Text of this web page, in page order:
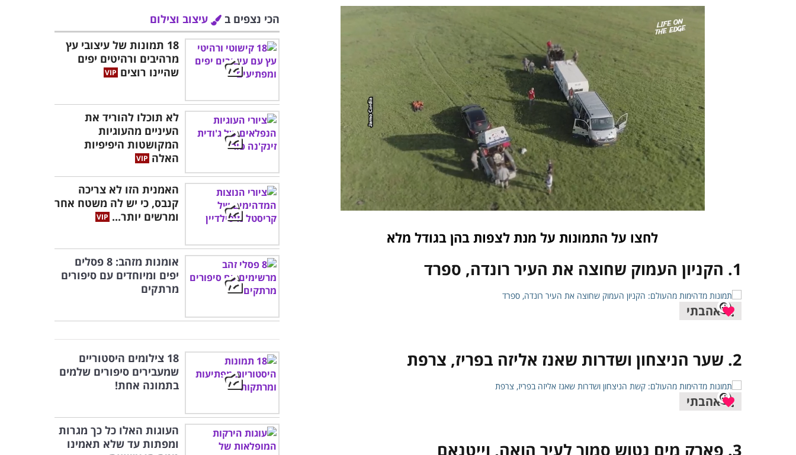
לחצו על התמונות על מנת לצפות בהן בגודל מלא
1. הקניון העמוק שחוצה את העיר רונדה, ספרד
אהבתי
2. שער הניצחון ושדרות שאנז אליזה בפריז, צרפת
אהבתי
3. פארק מים נטוש סמוך לעיר הואה, וייטנאם
הכי נצפים ב
עיצוב וצילום
18 תמונות של עיצובי עץ
מרהיבים ורהיטים יפים
שהיינו רוצים
לא תוכלו להוריד את
העיניים מהעוגיות
המקושטות היפיפיות
האלה
האמנית הזו לא צריכה
קנבס, כי יש לה משטח אחר
ומרשים יותר...
אומנות מזהב: 8 פסלים
יפים ומיוחדים עם סיפורים
מרתקים
18 צילומים היסטוריים
שמעבירים סיפורים שלמים
בתמונה אחת!
העוגות האלו כל כך מגרות
ומפתות עד שלא תאמינו